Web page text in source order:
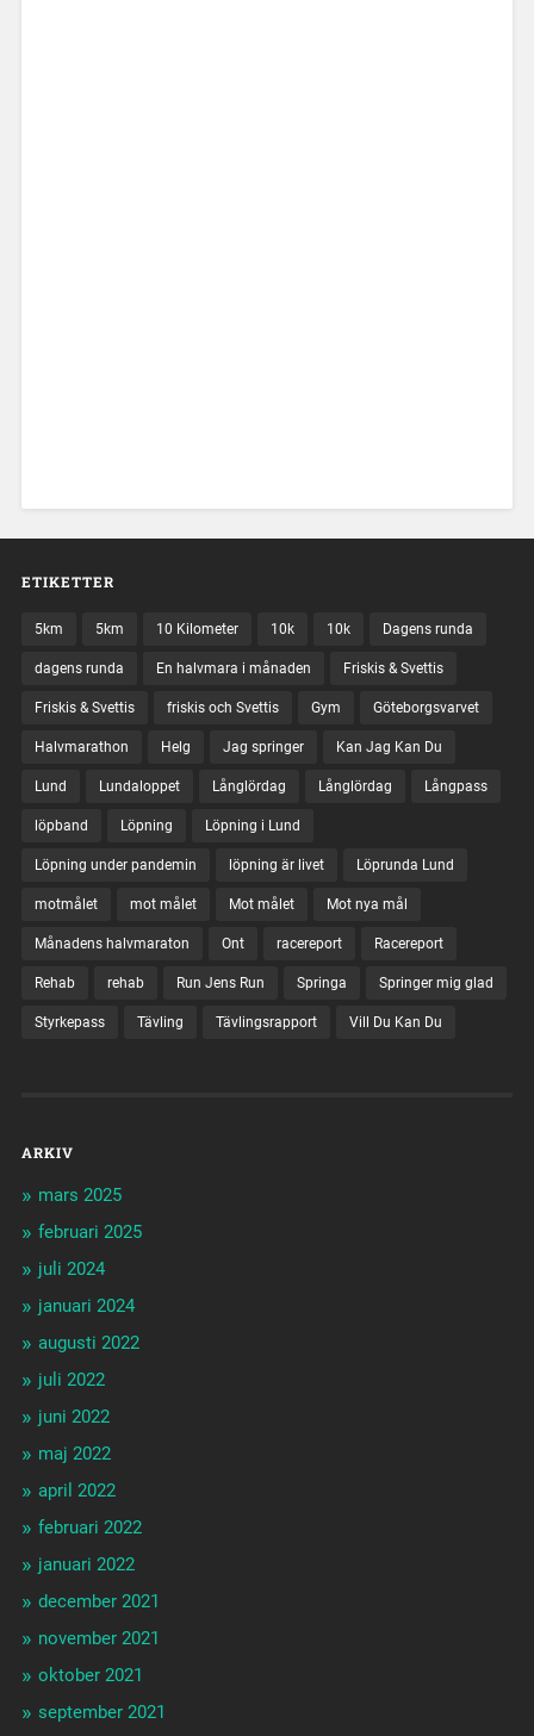
ETIKETTER
5km 5km 10 Kilometer 10k 10k Dagens runda
dagens runda En halvmara i månaden Friskis & Svettis
Friskis & Svettis friskis och Svettis Gym Göteborgsvarvet
Halvmarathon Helg Jag springer Kan Jag Kan Du
Lund Lundaloppet Långlördag Långlördag Långpass
löpband Löpning Löpning i Lund
Löpning under pandemin löpning är livet Löprunda Lund
motmålet mot målet Mot målet Mot nya mål
Månadens halvmaraton Ont racereport Racereport
Rehab rehab Run Jens Run Springa Springer mig glad
Styrkepass Tävling Tävlingsrapport Vill Du Kan Du
ARKIV
mars 2025
februari 2025
juli 2024
januari 2024
augusti 2022
juli 2022
juni 2022
maj 2022
april 2022
februari 2022
januari 2022
december 2021
november 2021
oktober 2021
september 2021